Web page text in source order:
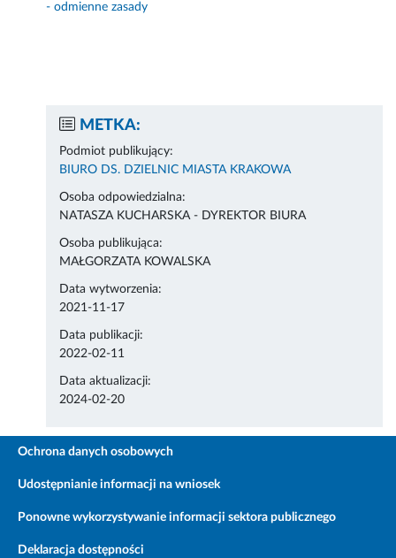
- odmienne zasady
METKA:
Podmiot publikujący:
BIURO DS. DZIELNIC MIASTA KRAKOWA
Osoba odpowiedzialna:
NATASZA KUCHARSKA - DYREKTOR BIURA
Osoba publikująca:
MAŁGORZATA KOWALSKA
Data wytworzenia:
2021-11-17
Data publikacji:
2022-02-11
Data aktualizacji:
2024-02-20
Ochrona danych osobowych
Udostępnianie informacji na wniosek
Ponowne wykorzystywanie informacji sektora publicznego
Deklaracja dostępności